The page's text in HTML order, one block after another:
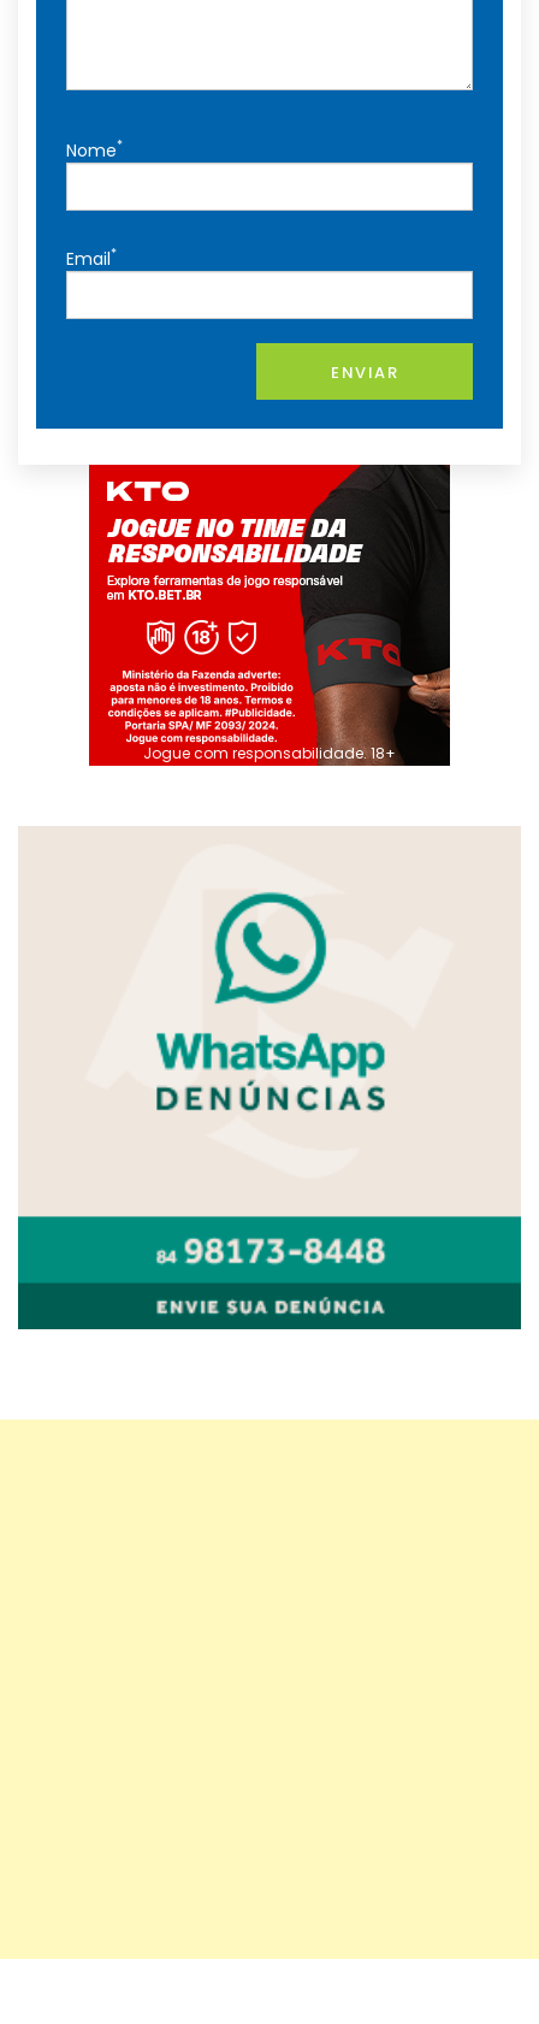
Nome*
Email*
ENVIAR
Jogue com responsabilidade. 18+